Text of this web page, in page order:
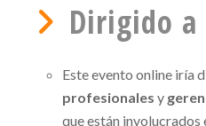
Dirigido a
Este evento online iría
profesionales y
que están involucrados